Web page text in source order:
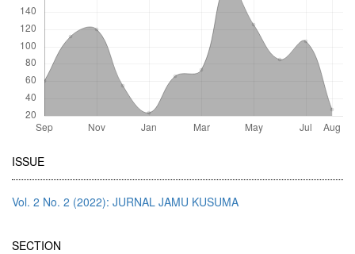
Article
Details
ISSUE
Vol. 2 No. 2 (2022): JURNAL JAMU KUSUMA
SECTION